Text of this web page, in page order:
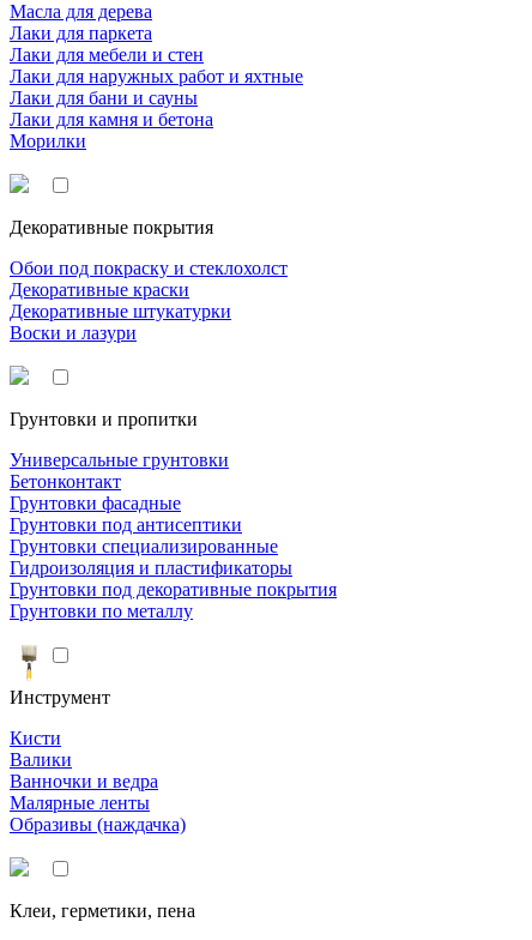
Масла для дерева
Лаки для паркета
Лаки для мебели и стен
Лаки для наружных работ и яхтные
Лаки для бани и сауны
Лаки для камня и бетона
Морилки
Декоративные покрытия
Обои под покраску и стеклохолст
Декоративные краски
Декоративные штукатурки
Воски и лазури
Грунтовки и пропитки
Универсальные грунтовки
Бетонконтакт
Грунтовки фасадные
Грунтовки под антисептики
Грунтовки специализированные
Гидроизоляция и пластификаторы
Грунтовки под декоративные покрытия
Грунтовки по металлу
Инструмент
Кисти
Валики
Ванночки и ведра
Малярные ленты
Образивы (наждачка)
Клеи, герметики, пена